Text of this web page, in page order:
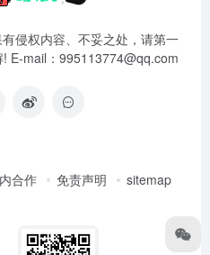
侵权内容、不妥之处，请第一
E-mail：995113774@qq.com
合作 免责声明 sitemap